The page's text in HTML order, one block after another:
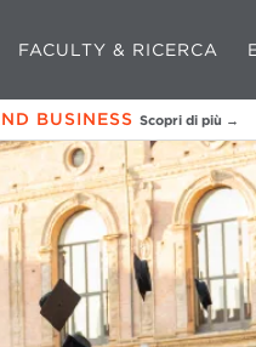
FACULTY & RICERCA
BUSINESS Scopri di più →